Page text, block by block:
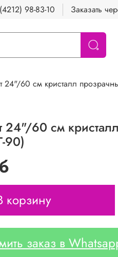
98-83-10 Заказать
24"/60 см кристалл
24"/60 см
90)
корзину
заказ в